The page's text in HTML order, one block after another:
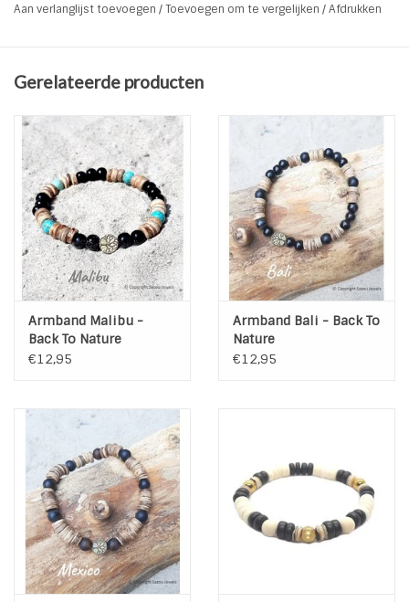
* Maat Armband: 21 cm - Geschikt voor polsmaat 17 - 18
-19
* Materialen: Kokos | Schelp | Hematiet | Fossil | Elastiek
Aan verlanglijst toevoegen /Toevoegen om te vergelijken /Afdrukken
Gerelateerde producten
Armband Malibu -
Back To Nature
€12,95
Armband Bali - Back To
Nature
€12,95